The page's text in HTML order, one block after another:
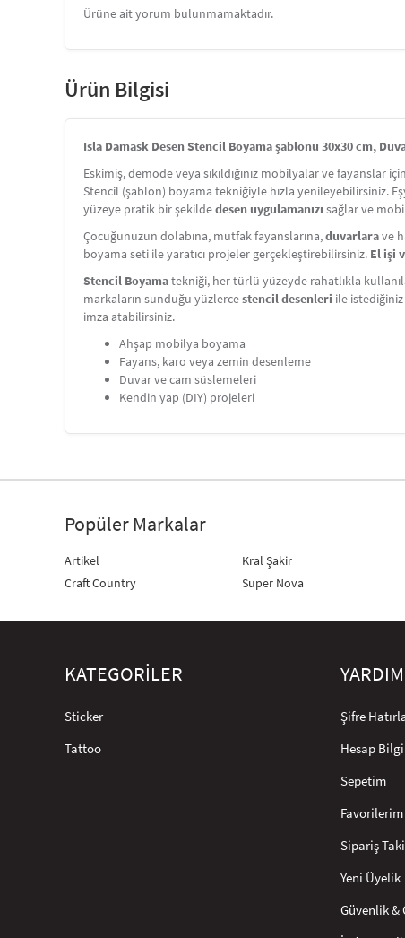
Ürüne ait yorum bulunmamaktadır.
Ürün Bilgisi
Isla Damask Desen Stencil Boyama şablonu 30x30 cm,
Eskimiş, demode veya sıkıldığınız mobilyalar ve fayanslar
Stencil (şablon) boyama tekniğiyle hızla yenileyebilirsiniz.
yüzeye pratik bir şekildedesen uygulamanızı sağlar ve
Çocuğunuzun dolabına, mutfak fayanslarına,duvarlarave
boyama seti ile yaratıcı projeler gerçekleştirebilirsiniz. El işi
Stencil Boyamatekniği, her türlü yüzeyde rahatlıkla
markaların sunduğu yüzlercestencil desenleri ile
imza atabilirsiniz.
Ahşap mobilya boyama
Fayans, karo veya zemin desenleme
Duvar ve cam süslemeleri
Kendin yap (DIY) projeleri
Popüler Markalar
Artikel
Craft Country
Kral Şakir
Super Nova
KATEGORİLER
Sticker
Tattoo
YARDIM
Şifre
Hesap
Sepetim
Favorilerim
Sipariş
Yeni Üyelik
Güvenlik &